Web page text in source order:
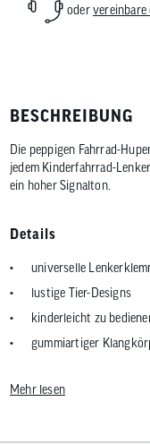
odervereinbare
BESCHREIBUNG
Die peppigen Fahrrad-
jedem Kinderfahrrad-
ein hoher Signalton.
Details
universelle
lustige Tier-Designs
kinderleicht zu
gummiartiger
Gewicht: ca. 100 g
Mehr lesen